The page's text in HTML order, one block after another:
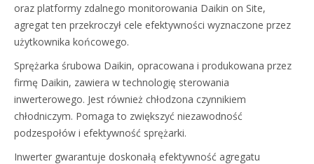
oraz platformy zdalnego monitorowania Daikin on Site,
agregat ten przekroczył cele efektywności wyznaczone przez
użytkownika końcowego.
Sprężarka śrubowa Daikin, opracowana i produkowana przez
firmę Daikin, zawiera w technologię sterowania
inwerterowego. Jest również chłodzona czynnikiem
chłodniczym. Pomaga to zwiększyć niezawodność
podzespołów i efektywność sprężarki.
Inwerter gwarantuje doskonałą efektywność agregatu